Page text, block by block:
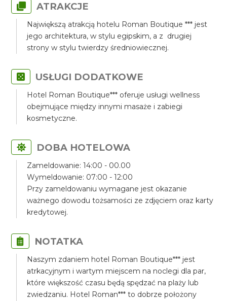
ATRAKCJE
Największą atrakcją hotelu Roman Boutique *** jest
jego architektura, w stylu egipskim, a z drugiej
strony w stylu twierdzy średniowiecznej.
USŁUGI DODATKOWE
Hotel Roman Boutique*** oferuje usługi wellness
obejmujące między innymi masaże i zabiegi
kosmetyczne.
DOBA HOTELOWA
Zameldowanie: 14:00 - 00.00
Wymeldowanie: 07:00 - 12:00
Przy zameldowaniu wymagane jest okazanie
ważnego dowodu tożsamości ze zdjęciem oraz karty
kredytowej.
NOTATKA
Naszym zdaniem hotel Roman Boutique*** jest
atrkacyjnym i wartym miejscem na noclegi dla par,
które większość czasu będą spędzać na plaży lub
zwiedzaniu. Hotel Roman*** to dobrze położony